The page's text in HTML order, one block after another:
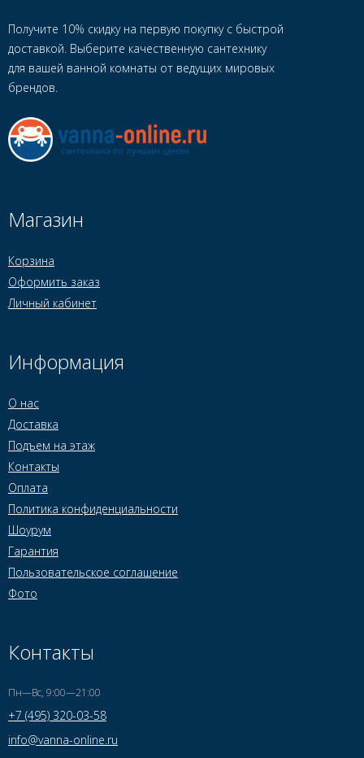
Получите 10% скидку на первую покупку с быстрой
доставкой. Выберите качественную сантехнику
для вашей ванной комнаты от ведущих мировых
брендов.
Магазин
Корзина
Оформить заказ
Личный кабинет
Информация
О нас
Доставка
Подъем на этаж
Контакты
Оплата
Политика конфиденциальности
Шоурум
Гарантия
Пользовательское соглашение
Фото
Контакты
Пн—Вс, 9:00—21:00
+7 (495) 320-03-58
info@vanna-online.ru